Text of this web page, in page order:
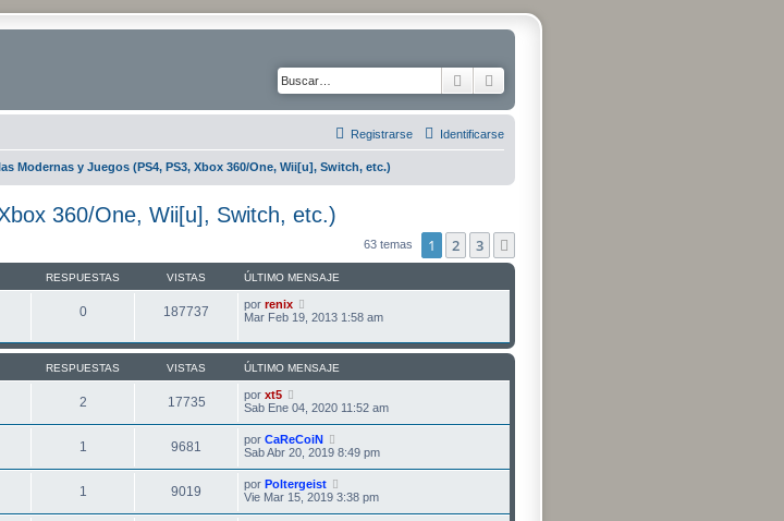
Buscar
Identificarse
Registrarse
Modernas y Juegos (PS4, PS3, Xbox 360/One, Wii[u], Switch, etc.)
360/One, Wii[u], Switch, etc.)
63 temas 1 2 3
RESPUESTAS VISTAS ÚLTIMO MENSAJE
0 187737 por renix
Mar Feb 19, 2013 1:58 am
RESPUESTAS VISTAS ÚLTIMO MENSAJE
2 17735 por xt5
Sab Ene 04, 2020 11:52 am
1 9681 por CaReCoiN
Sab Abr 20, 2019 8:49 pm
1 9019 por Poltergeist
Vie Mar 15, 2019 3:38 pm